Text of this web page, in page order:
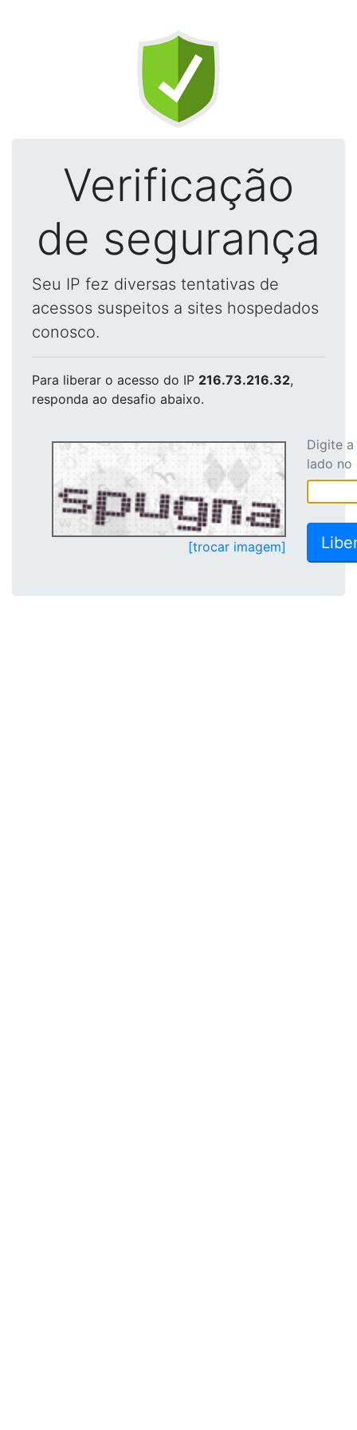
Verificação
de segurança
Seu IP fez diversas tentativas de
acessos suspeitos a sites hospedados
conosco.
Para liberar o acesso do IP 216.73.216.32,
responda ao desafio abaixo.
[trocar imagem]
Digite
lado no